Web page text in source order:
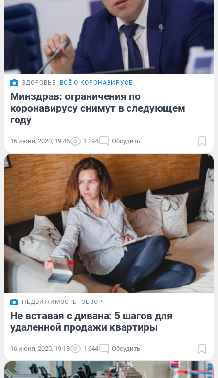
ЗДОРОВЬЕ ВСЁ О КОРОНАВИРУСЕ
Минздрав: ограничения по
коронавирусу снимут в следующем
году
16 июня, 2020, 19:45 1 394 Обсудить
НЕДВИЖИМОСТЬ ОБЗОР
Не вставая с дивана: 5 шагов для
удаленной продажи квартиры
16 июня, 2020, 19:13 1 644 Обсудить